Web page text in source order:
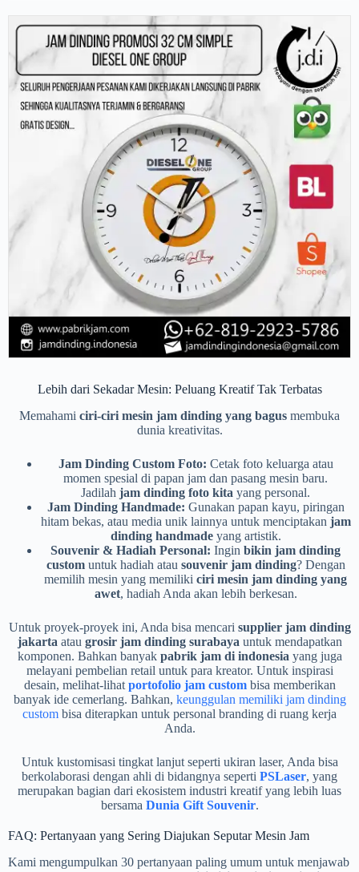
Lebih dari Sekadar Mesin: Peluang Kreatif Tak Terbatas
Memahami ciri-ciri mesin jam dinding yang bagus membuka
dunia kreativitas.
Jam Dinding Custom Foto: Cetak foto keluarga atau
momen spesial di papan jam dan pasang mesin baru.
Jadilah jam dinding foto kita yang personal.
Jam Dinding Handmade: Gunakan papan kayu, piringan
hitam bekas, atau media unik lainnya untuk menciptakan jam
dinding handmadeyang artistik.
Souvenir & Hadiah Personal: Ingin bikin jam dinding
customuntuk hadiah atau souvenir jam dinding? Dengan
memilih mesin yang memiliki ciri mesin jam dinding yang
awet, hadiah Anda akan lebih berkesan.
Untuk proyek-proyek ini, Anda bisa mencari supplier jam dinding
jakarta atau grosir jam dinding surabaya untuk mendapatkan
komponen. Bahkan banyak pabrik jam di indonesia yang juga
melayani pembelian retail untuk para kreator. Untuk inspirasi
desain, melihat-lihat portofolio jam custombisa memberikan
banyak ide cemerlang. Bahkan, keunggulan memiliki jam dinding
custom bisa diterapkan untuk personal branding di ruang kerja
Anda.
Untuk kustomisasi tingkat lanjut seperti ukiran laser, Anda bisa
berkolaborasi dengan ahli di bidangnya seperti PSLaser, yang
merupakan bagian dari ekosistem industri kreatif yang lebih luas
bersama Dunia Gift Souvenir.
FAQ: Pertanyaan yang Sering Diajukan Seputar Mesin Jam
Kami mengumpulkan 30 pertanyaan paling umum untuk menjawab